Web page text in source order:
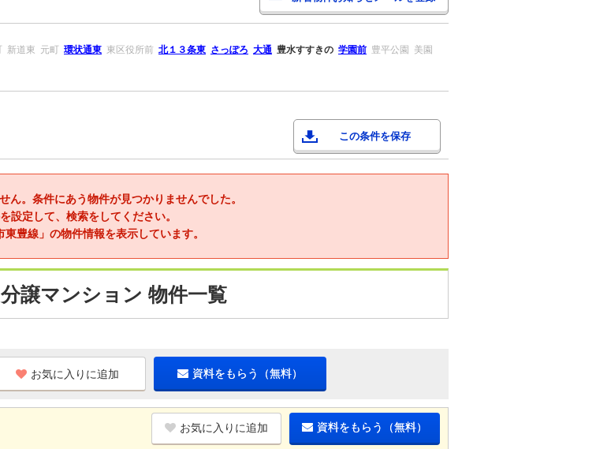
新道東 元町 環状通東 東区役所前 北１３条東 さっぽろ 大通 豊水すすきの 学園前 豊平公園
美園
この条件を保存
ん。条件にあう物件が見つかりませんでした。
設定して、検索をしてください。
東豊線」の物件情報を表示しています。
譲マンション 物件一覧
お気に入りに追加 資料をもらう（無料）
お気に入りに追加 資料をもらう（無料）